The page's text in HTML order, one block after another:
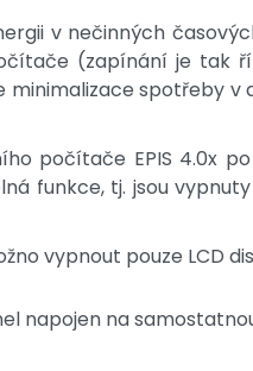
v nečinných
(zapínání je
minimalizace spotřeby
počítače EPIS 4.0x
funkce, tj. jsou
vypnout pouze LCD
napojen na